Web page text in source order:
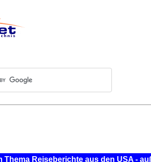
Thema Reiseberichte aus den USA -